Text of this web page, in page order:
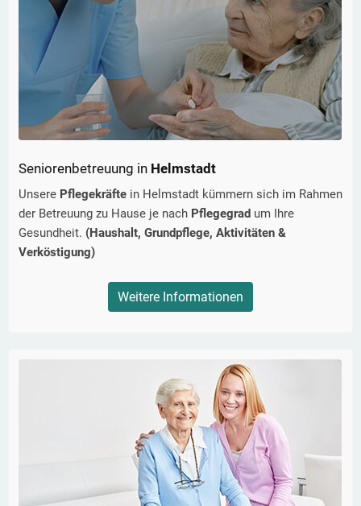
Seniorenbetreuung in Helmstadt
Unsere Pflegekräfte in Helmstadt kümmern sich im Rahmen
der Betreuung zu Hause je nach Pflegegrad um Ihre
Gesundheit. (Haushalt, Grundpflege, Aktivitäten &
Verköstigung)
Weitere Informationen